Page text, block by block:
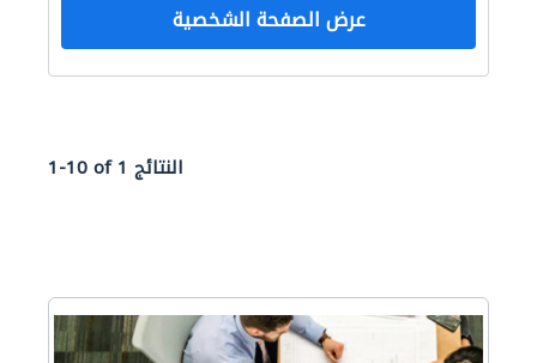
عرض الصفحة الشخصية
1-10 of 1 النتائج